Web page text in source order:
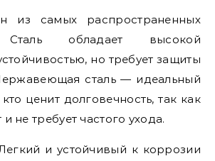
из самых распространенных
Сталь обладает высокой
но требует защиты
сталь — идеальный
ценит долговечность, так как
не требует частого ухода.
и устойчивый к коррозии